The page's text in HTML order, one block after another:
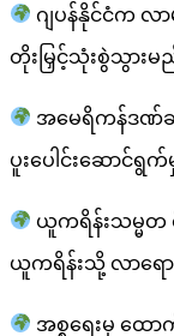
ဂျပန်နိုင်ငံက
တိုးမြှင့်သုံးစွဲသွားမည်
အမေရိကန်ဒဏ်ခ
ပူးပေါင်းဆောင်
ယူကရိန်းသမ္မတ
ယူကရိန်းသို့ လာရေ
အစ္စရေးမှ ထ